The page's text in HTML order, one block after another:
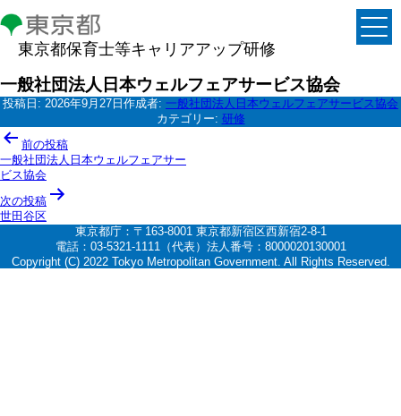
東京都保育士等キャリアアップ研修
一般社団法人日本ウェルフェアサービス協会
投稿日: 2026年9月27日 作成者: 一般社団法人日本ウェルフェアサービス協会
カテゴリー: 研修
投
稿
ナ
ビ
ゲ
ー
前の投稿
一般社団法人日本ウェルフェアサー
ビス協会
次の投稿
世田谷区
東京都庁：〒163-8001 東京都新宿区西新宿2-8-1
電話：03-5321-1111（代表）法人番号：8000020130001
Copyright (C) 2022 Tokyo Metropolitan Government. All Rights Reserved.